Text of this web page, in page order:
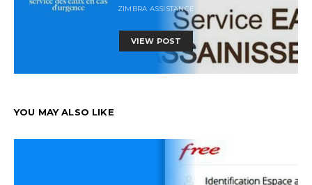
ZIMBRA ASSISTANCE
VIEW POST
YOU MAY ALSO LIKE